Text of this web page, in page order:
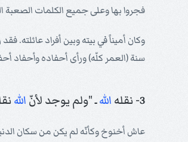
فجروا بها وعلى جميع الكلمات الصعبة
وكان أميناً في بيته وبين أفراد عائلته.
سنة (العمر كلّه) ورأى أحفاده وأحفاد
3- نقله اللهـ "ولم يوجد لأنّ الله
عاش أخنوخ وكأنّه لم يكن من سكان